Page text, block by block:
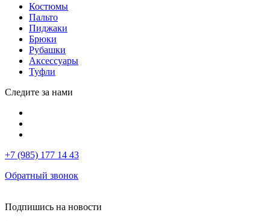
Костюмы
Пальто
Пиджаки
Брюки
Рубашки
Аксессуары
Туфли
Следите за нами
+7 (985) 177 14 43
Обратный звонок
Подпишись на новости